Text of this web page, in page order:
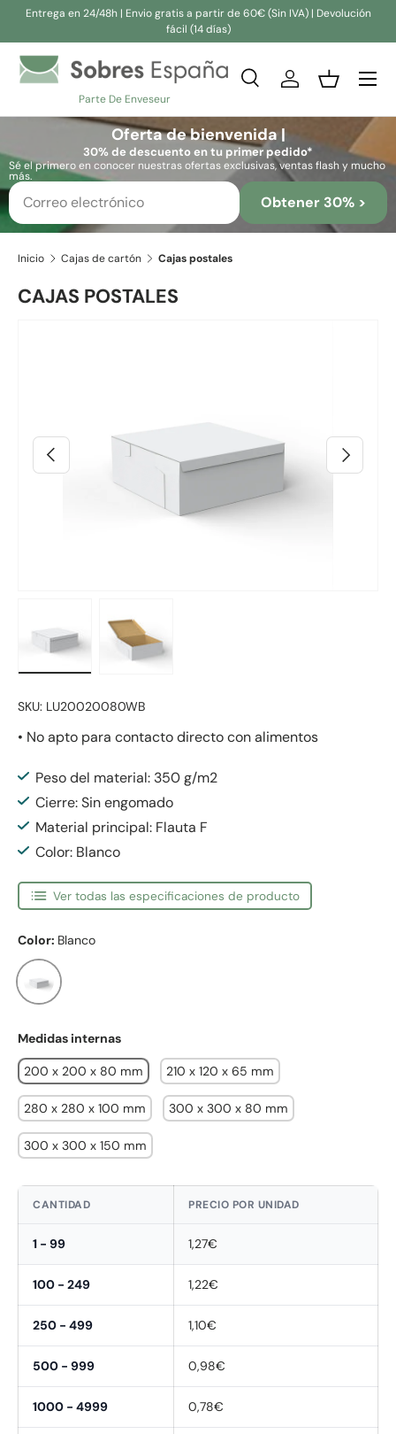
Entrega en 24/48h | Envio gratis a partir de 60€ (Sin IVA) | Devolución
fácil (14 días)
Parte De Enveseur
Buscar
Buscar
BuscarIniciar sesión
Cesta
Oferta de bienvenida |
30% de descuento en tu primer pedido*
Sé el primero en conocer nuestras ofertas exclusivas, ventas flash y mucho
más.
Obtener 30% >
Inicio Cajas de cartón Cajas postales
CAJAS POSTALES
Anterior Siguiente
SKU: LU20020080WB
• No apto para contacto directo con alimentos
Peso del material: 350 g/m2
Cierre: Sin engomado
Material principal: Flauta F
Color: Blanco
Ver todas las especificaciones de producto
Color: Blanco
Blanco
Medidas internas
200 x 200 x 80 mm 210 x 120 x 65 mm
280 x 280 x 100 mm 300 x 300 x 80 mm
300 x 300 x 150 mm
CANTIDAD PRECIO POR UNIDAD
1 - 99 1,27€
100 - 249 1,22€
250 - 499 1,10€
500 - 999 0,98€
1000 - 4999 0,78€